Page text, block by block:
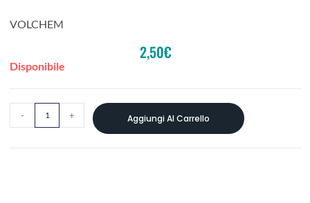
VOLCHEM
2,50€
Disponibile
- + Aggiungi Al Carrello